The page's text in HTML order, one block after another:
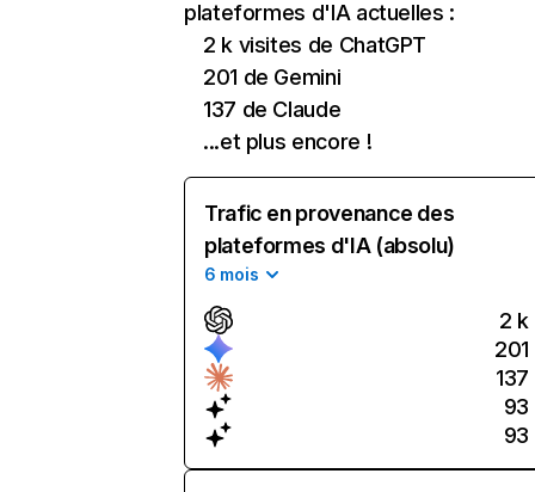
plateformes d'IA actuelles :
2 k visites de ChatGPT
201 de Gemini
137 de Claude
...et plus encore !
Trafic en provenance des
plateformes d'IA (absolu)
6 mois
2 k
201
137
93
93